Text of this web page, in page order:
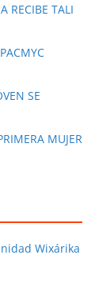
RECIBE TALI
SE
MUJER
Wixárika